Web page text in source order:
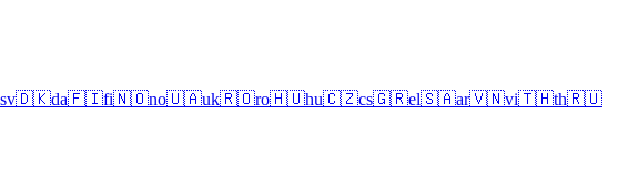
sv🇩🇰da🇫🇮fi🇳🇴no🇺🇦uk🇷🇴ro🇭🇺hu🇨🇿cs🇬🇷el🇸🇦ar🇻🇳vi🇹🇭th🇷🇺